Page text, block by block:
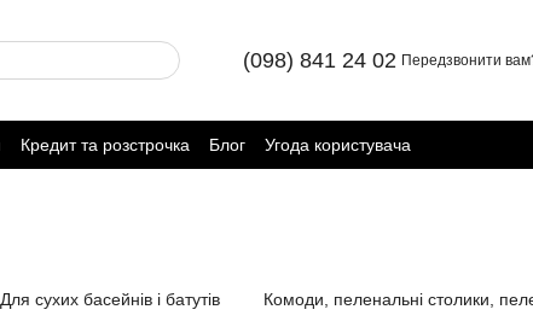
(098) 841 24 02 Передзвонити
Кредит та розстрочка Блог
Угода користувача
Для сухих басейнів і батутів Комоди, пеленальні столики,